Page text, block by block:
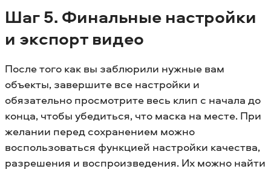
Шаг 5. Финальные настройки
и экспорт видео
После того как вы заблюрили нужные вам
объекты, завершите все настройки и
обязательно просмотрите весь клип с начала до
конца, чтобы убедиться, что маска на месте. При
желании перед сохранением можно
воспользоваться функцией настройки качества,
разрешения и воспроизведения. Их можно найти